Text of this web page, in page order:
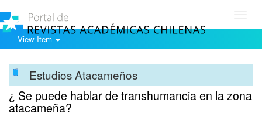
View Item
Estudios Atacameños
¿ Se puede hablar de transhumancia en la zona
atacameña?